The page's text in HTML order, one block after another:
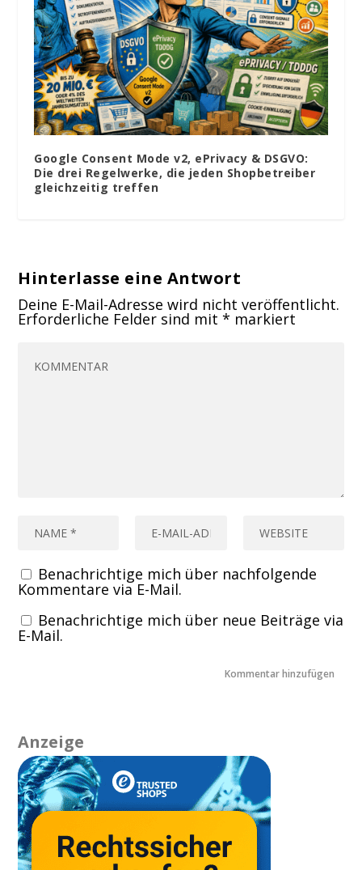
Google Consent Mode v2, ePrivacy & DSGVO:
Die drei Regelwerke, die jeden Shopbetreiber
gleichzeitig treffen
Hinterlasse eine Antwort
Deine E-Mail-Adresse wird nicht veröffentlicht.
Erforderliche Felder sind mit* markiert
Benachrichtige mich über nachfolgende
Kommentare via E-Mail.
Benachrichtige mich über neue Beiträge via
E-Mail.
Anzeige